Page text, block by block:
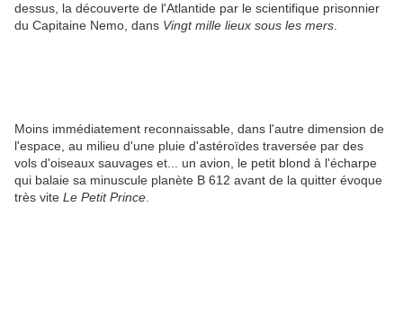
dessus, la découverte de l'Atlantide par le scientifique prisonnier
du Capitaine Nemo, dans Vingt mille lieux sous les mers
Moins immédiatement reconnaissable, dans l'autre dimension de
l'espace, au milieu d'une pluie d'astéroïdes traversée par des
vols d'oiseaux sauvages et... un avion, le petit blond à l'écharpe
qui balaie sa minuscule planète B 612 avant de la quitter évoque
très vite Le Petit Prince